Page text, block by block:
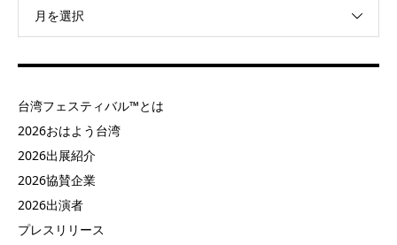
月を選択
台湾フェスティバル™とは
2026おはよう台湾
2026出展紹介
2026協賛企業
2026出演者
プレスリリース